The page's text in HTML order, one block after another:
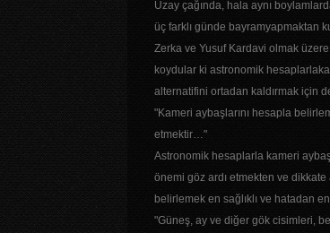
Uzay çağında, hala aynı
üç farklı günde bayramyapmaktan
Zerka ve Yusuf Kardavi olmak
koydular ki astronomik
alternatifini ortadan kaldırmak için
"Kameri aybaşlarını hesapla
etmektir…"
Astronomik hesaplarla kameri
önemi göz ardı etmekten ve
belirlemek en sağlıklı ve hatadan
"Güneş, ay ve diğer gök cisimleri,